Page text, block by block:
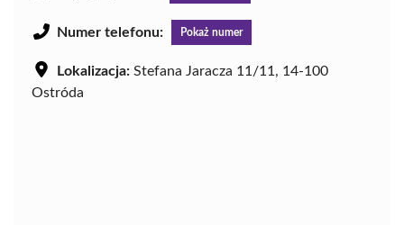
Numer telefonu: Pokaż numer
Lokalizacja: Stefana Jaracza 11/11, 14-100
Ostróda